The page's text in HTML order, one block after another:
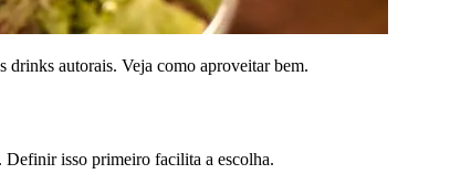
drinks autorais. Veja como aproveitar bem.
Definir isso primeiro facilita a escolha.